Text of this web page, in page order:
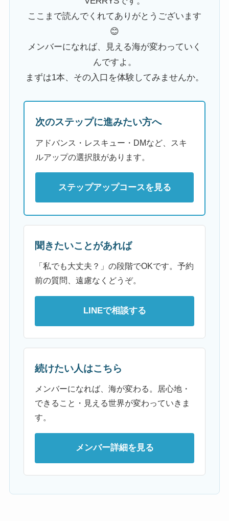
ここまで読んでくれてありがとうございます
😊
メンバーになれば、見える海が変わっていく
んですよ。
まずは1本、その入口を体験してみませんか。
次のステップに進みたい方へ
アドバンス・レスキュー・DMなど、スキ
ルアップの選択肢があります。
ステップアップコースを見る
聞きたいことがあれば
「私でも大丈夫？」の段階でOKです。予約
前の質問、遠慮なくどうぞ。
LINEで相談する
続けたい人はこちら
メンバーになれば、海が変わる。居心地・
できること・見える世界が変わっていきま
す。
メンバー詳細を見る